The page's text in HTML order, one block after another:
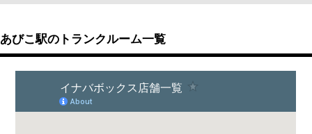
あびこ駅のトランクルーム一覧